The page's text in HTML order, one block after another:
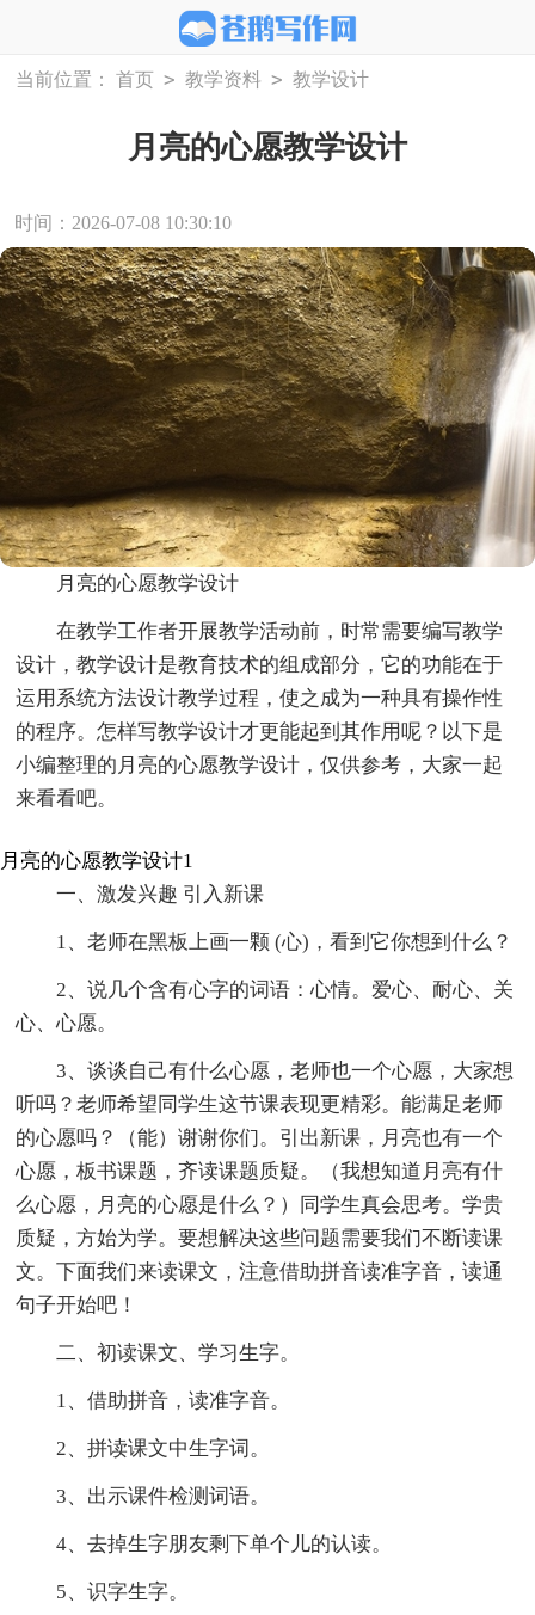
当前位置： 首页 > 教学资料 > 教学设计
月亮的心愿教学设计
时间：2026-07-08 10:30:10
月亮的心愿教学设计
在教学工作者开展教学活动前，时常需要编写教学
设计，教学设计是教育技术的组成部分，它的功能在于
运用系统方法设计教学过程，使之成为一种具有操作性
的程序。怎样写教学设计才更能起到其作用呢？以下是
小编整理的月亮的心愿教学设计，仅供参考，大家一起
来看看吧。
月亮的心愿教学设计1
一、激发兴趣 引入新课
1、老师在黑板上画一颗 (心)，看到它你想到什么？
2、说几个含有心字的词语：心情。爱心、耐心、关
心、心愿。
3、谈谈自己有什么心愿，老师也一个心愿，大家想
听吗？老师希望同学生这节课表现更精彩。能满足老师
的心愿吗？（能）谢谢你们。引出新课，月亮也有一个
心愿，板书课题，齐读课题质疑。（我想知道月亮有什
么心愿，月亮的心愿是什么？）同学生真会思考。学贵
质疑，方始为学。要想解决这些问题需要我们不断读课
文。下面我们来读课文，注意借助拼音读准字音，读通
句子开始吧！
二、初读课文、学习生字。
1、借助拼音，读准字音。
2、拼读课文中生字词。
3、出示课件检测词语。
4、去掉生字朋友剩下单个儿的认读。
5、识字生字。